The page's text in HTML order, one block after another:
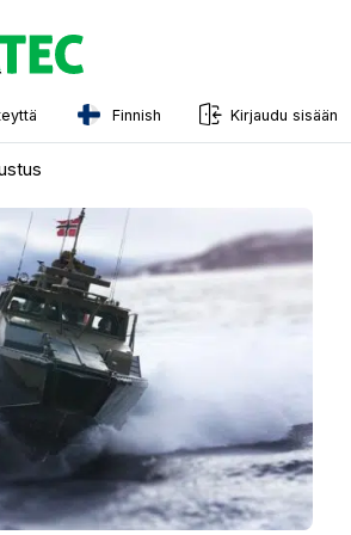
Finnish
Norwegian
French
Estonian
Finnish
Danish
Kirjaudu sisään